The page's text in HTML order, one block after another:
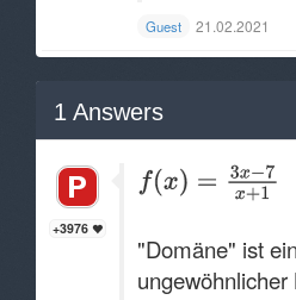
Guest 21.02.2021
1 Answers
+3976
"Domäne" ist
ungewöhnlicher